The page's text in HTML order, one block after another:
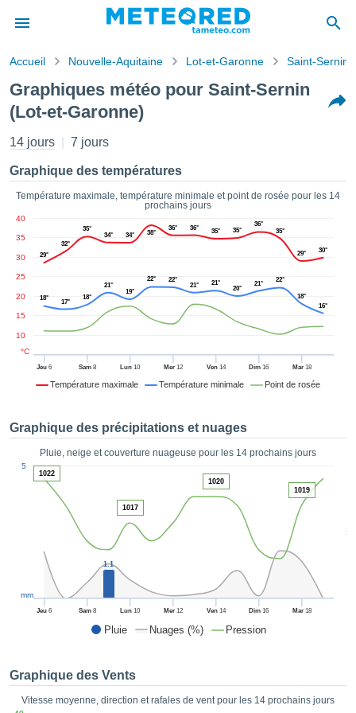
de
a
des
en
les
les
des
de
sur
ACCEPTER
CONTINUER
PARAMÈTRES
Accueil Nouvelle-Aquitaine Lot-et-Garonne Saint-Sernin
Graphiques météo pour Saint-Sernin
(Lot-et-Garonne)
14 jours 7 jours
Graphique des températures
Température maximale, température minimale et point de rosée pour les 14
prochains jours
Température maximale Température minimale Point de rosée
Jeu 6 Sam8 Lun 10 Mer12 Ven14 Dim 16 Mar18
10
15
20
25
30
35
40
°C
29°
32°
35°
34°
34° 38°
36° 36° 35° 35°
36°
35°
29° 30°
18°
17°
18°
21°
19°
22° 22°
21° 21°
20°
21°
22°
18°
16°
Graphique des précipitations et nuages
Pluie, neige et couverture nuageuse pour les 14 prochains jours
Pluie Nuages (%) Pression
50
Jeu 6 Sam8 Lun 10 Mer12 Ven14 Dim 16 Mar18
5
mm
1.1
1022
1017
1020
1019
Graphique des Vents
Vitesse moyenne, direction et rafales de vent pour les 14 prochains jours